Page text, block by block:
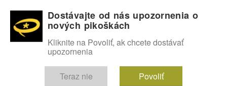
OMG! SEXICE
Dostávajte od nás upozornenia o
nových pikoškách
Kliknite na Povoliť, ak chcete dostávať
upozornenia
Teraz nie Povoliť